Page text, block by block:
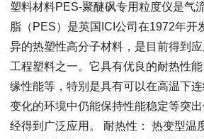
塑料材料PES-聚醚砜专用粒度仪是气
脂（PES）是英国ICI公司在1972年开
异的热塑性高分子材料，是目前得到
工程塑料之一。它具有优良的耐热性
缘性能等，特别是具有可以在高温下
变化的环境中仍能保持性能稳定等突
经得到广泛应用。 耐热性： 热变型